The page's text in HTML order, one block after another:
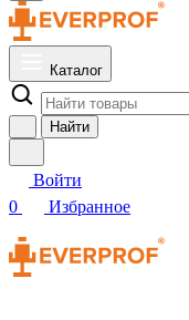
Каталог
Найти
Войти
0
Избранное